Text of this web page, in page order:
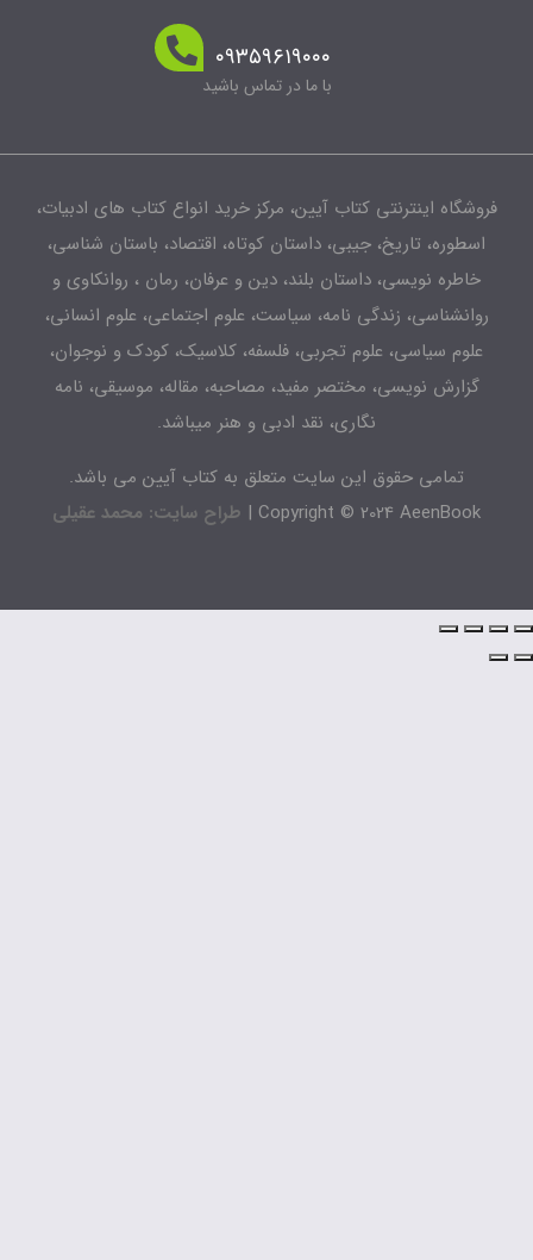
۰۹۳۵۹۶۱۹۰۰۰
با ما در تماس باشید
اینترنتی کتاب آیین، مرکز خرید انواع کتاب های ادبیات،
تاریخ، جیبی، داستان کوتاه، اقتصاد، باستان شناسی،
نویسی، داستان بلند، دین و عرفان، رمان ، روانکاوی و
زندگی نامه، سیاست، علوم اجتماعی، علوم انسانی،
سیاسی، علوم تجربی، فلسفه، کلاسیک، کودک و نوجوان،
نویسی، مختصر مفید، مصاحبه، مقاله، موسیقی، نامه
نگاری، نقد ادبی و هنر میباشد.
تمامی حقوق این سایت متعلق به کتاب آیین می باشد.
Copyright © 2024 AeenBook طراح سایت: محمد عقیلی